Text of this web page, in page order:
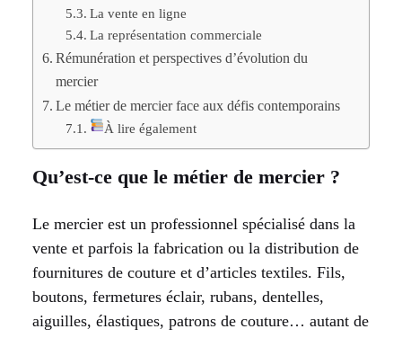
La vente en ligne
La représentation commerciale
Rémunération et perspectives d’évolution du
mercier
Le métier de mercier face aux défis contemporains
À lire également
Qu’est-ce que le métier de mercier ?
Le mercier est un professionnel spécialisé dans la
vente et parfois la fabrication ou la distribution de
fournitures de couture et d’articles textiles. Fils,
boutons, fermetures éclair, rubans, dentelles,
aiguilles, élastiques, patrons de couture… autant de